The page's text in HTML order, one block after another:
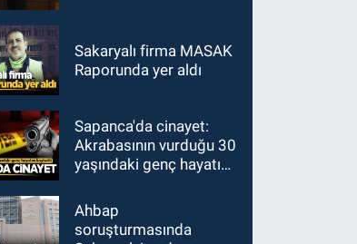
Sakaryalı firma MASAK
Raporunda yer aldı
Sapanca'da cinayet:
Akrabasının vurduğu 30
yaşındaki genç hayatını
Ahbap
soruşturmasında